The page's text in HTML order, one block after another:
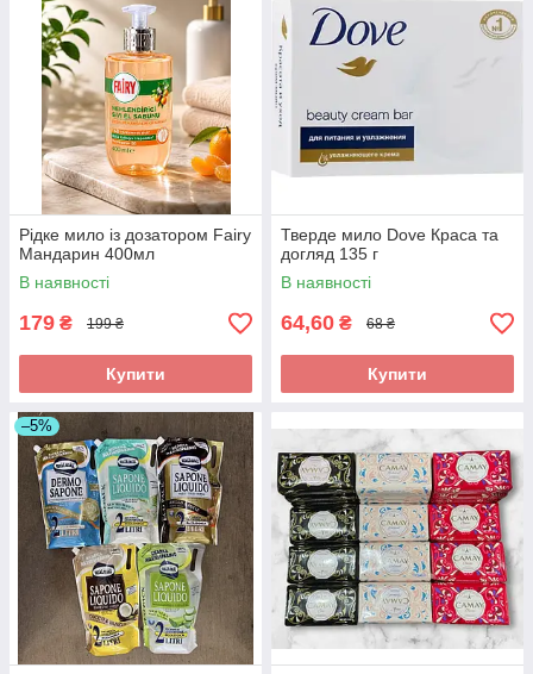
Рідке мило із дозатором Fairy
Мандарин 400мл
В наявності
179 ₴ 199 ₴
Купити
Тверде мило Dove Краса та
догляд 135 г
В наявності
64,60 ₴ 68 ₴
Купити
–5%